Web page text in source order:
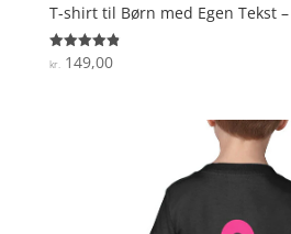
T-shirt til Børn med Egen Tekst
Vurderet
4.9
kr.149,00